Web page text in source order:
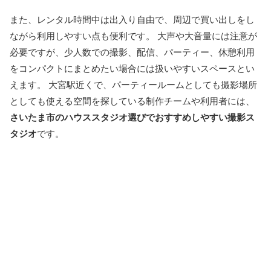
また、レンタル時間中は出入り自由で、周辺で買い出しをし
ながら利用しやすい点も便利です。 大声や大音量には注意が
必要ですが、少人数での撮影、配信、パーティー、休憩利用
をコンパクトにまとめたい場合には扱いやすいスペースとい
えます。 大宮駅近くで、パーティールームとしても撮影場所
としても使える空間を探している制作チームや利用者には、
さいたま市のハウススタジオ選びでおすすめしやすい撮影ス
タジオです。